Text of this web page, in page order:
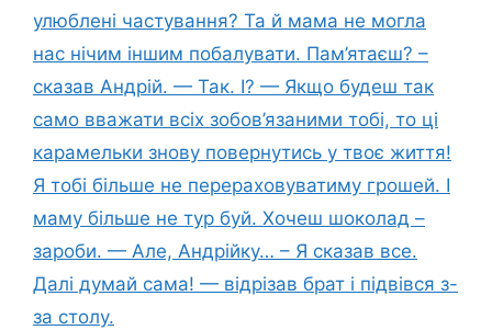
улюблені частування? Та й мама не могла
нас нічим іншим побалувати. Пам’ятаєш? –
сказав Андрій. — Так. І? — Якщо будеш так
само вважати всіх зобов’язаними тобі, то ці
карамельки знову повернутись у твоє життя!
Я тобі більше не перераховуватиму грошей. І
маму більше не тур буй. Хочеш шоколад –
зароби. — Але, Андрійку… – Я сказав все.
Далі думай сама! — відрізав брат і підвівся з-
за столу.